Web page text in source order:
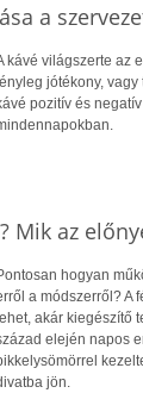
a
kávé világszerte az
jótékony,
pozitív és
Mik az
hogyan
a módszerről? A
akár kiegészítő
elején napos
jön.